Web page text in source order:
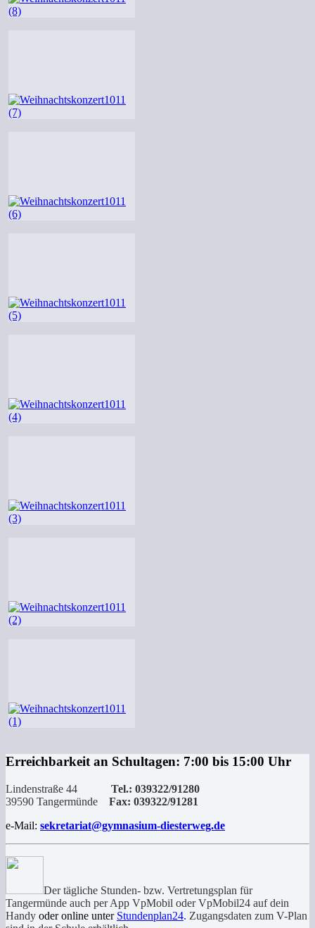
Erreichbarkeit an Schultagen: 7:00 bis 15:00 Uhr
Lindenstraße 44 Tel.: 039322/91280
39590 Tangermünde Fax: 039322/91281
e-Mail: sekretariat@gymnasium-diesterweg.de
Der tägliche Stunden- bzw. Vertretungsplan für
Tangermünde auch per App VpMobil oder VpMobil24 auf dein
Handy oder online unter Stundenplan24. Zugangsdaten zum V-Plan